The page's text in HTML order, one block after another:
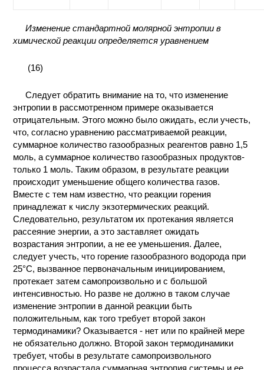
Изменение стандартной молярной энтропии в
химической реакции определяется уравнением
(16)
Следует обратить внимание на то, что изменение
энтропии в рассмотренном примере оказывается
отрицательным. Этого можно было ожидать, если учесть,
что, согласно уравнению рассматриваемой реакции,
суммарное количество газообразных реагентов равно 1,5
моль, а суммарное количество газообразных продуктов-
только 1 моль. Таким образом, в результате реакции
происходит уменьшение общего количества газов.
Вместе с тем нам известно, что реакции горения
принадлежат к числу экзотермических реакций.
Следовательно, результатом их протекания является
рассеяние энергии, а это заставляет ожидать
возрастания энтропии, а не ее уменьшения. Далее,
следует учесть, что горение газообразного водорода при
25°С, вызванное первоначальным инициированием,
протекает затем самопроизвольно и с большой
интенсивностью. Но разве не должно в таком случае
изменение энтропии в данной реакции быть
положительным, как того требует второй закон
термодинамики? Оказывается - нет или по крайней мере
не обязательно должно. Второй закон термодинамики
требует, чтобы в результате самопроизвольного
процесса возрастала суммарная энтропия системы и ее